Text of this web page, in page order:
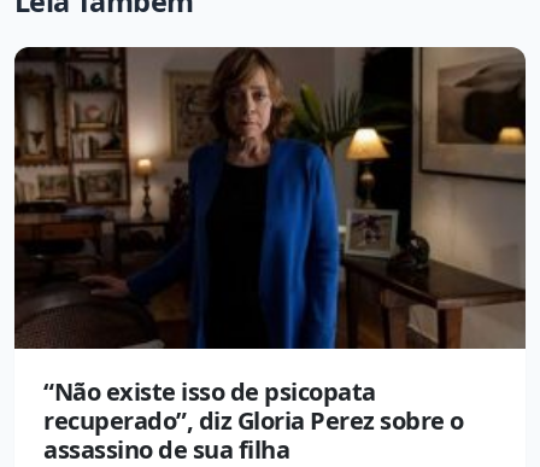
“Não existe isso de psicopata
recuperado”, diz Gloria Perez sobre o
assassino de sua filha